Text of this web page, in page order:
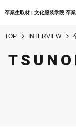
卒業生取材 | 文化服装学院 卒
TOP INTERVIEW